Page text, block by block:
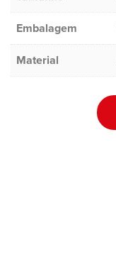
Embalagem
Material